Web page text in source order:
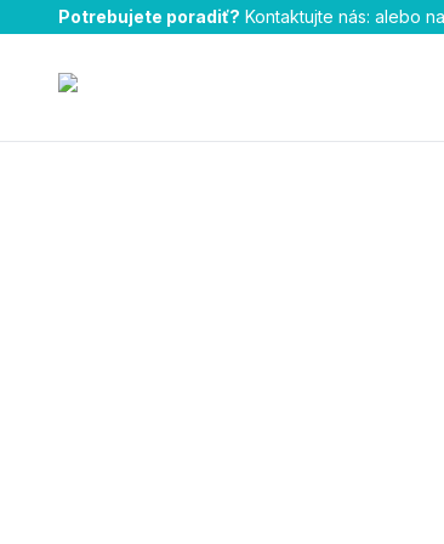
Potrebujete poradiť? Kontaktujte nás: alebo